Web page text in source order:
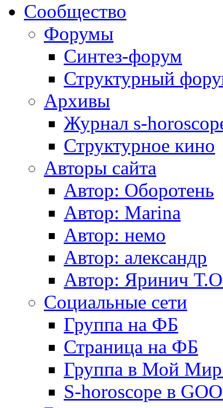
Сообщество
Форумы
Синтез-форум
Структурный
Архивы
Журнал s-
Структурное кино
Авторы сайта
Автор: Оборотень
Автор: Marina
Автор: немo
Автор: александр
Автор: Яринич
Социальные сети
Группа на ФБ
Страница на ФБ
Группа в Мой
S-horoscope в